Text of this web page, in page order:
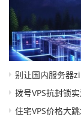
别让国内服务器zip
拨号VPS抗封锁实
住宅VPS价格大跳水！